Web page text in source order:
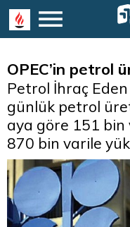
OPEC’in petrol
Petrol İhraç
günlük petrol
aya göre 151
870 bin varile